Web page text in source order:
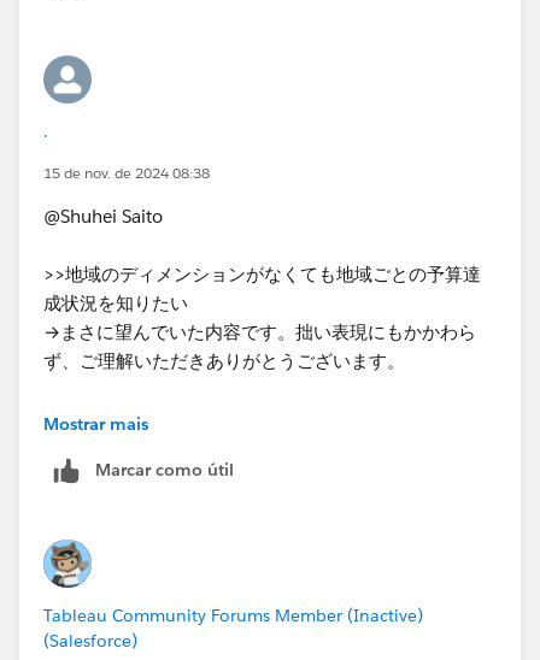
SUM([実績])>=SUM([予算]),
SUM([実績])<=SUM([予算]))
後学のために、1,0を返す式（AND？）にするにはどう
すればよいかご教示いただけますと幸いです。
.
15 de nov. de 2024 08:38
@Shuhei Saito
>>地域のディメンションがなくても地域ごとの予算達
成状況を知りたい
→まさに望んでいた内容です。拙い表現にもかかわら
ず、ご理解いただきありがとうございます。
[売上費用区分]が文字列Abcなので、MINは数値だから
「LOD表現」の感覚がつかめていないため、また伺いた
Mostrar mais
Marcar como útil
Tableau Community Forums Member (Inactive)
(Salesforce)